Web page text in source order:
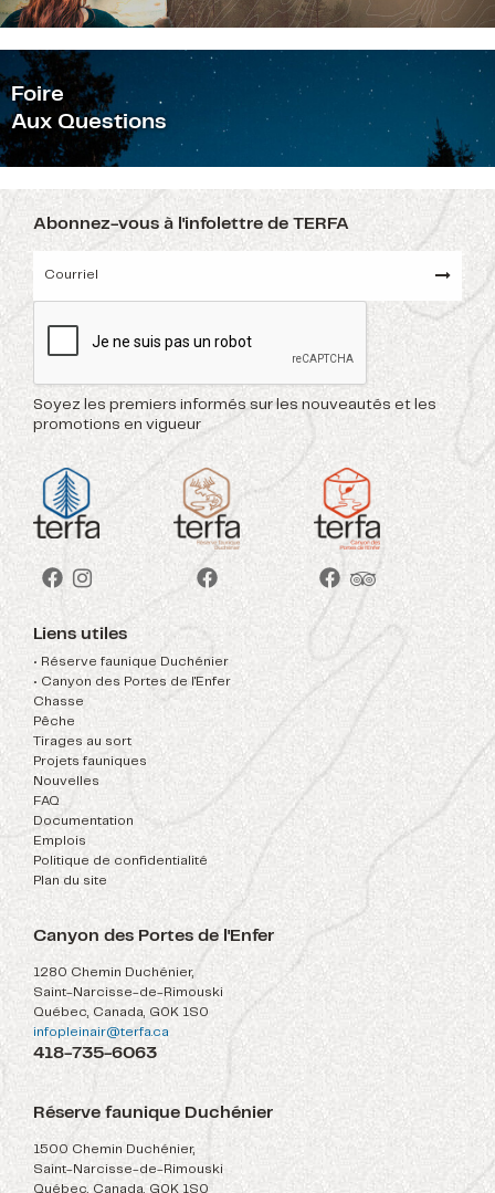
Foire
Aux Questions
Abonnez-vous à l'infolettre de TERFA
Soyez les premiers informés sur les nouveautés et les
promotions en vigueur
Liens utiles
• Réserve faunique Duchénier
Nouvelles
• Canyon des Portes de l'Enfer
FAQ
Chasse
Documentation
Pêche
Emplois
Tirages au sort
Politique de confidentialité
Projets fauniques
Plan du site
Canyon des Portes de l'Enfer
1280 Chemin Duchénier,
Saint-Narcisse-de-Rimouski
Québec, Canada, G0K 1S0
infopleinair@terfa.ca
418-735-6063
Réserve faunique Duchénier
1500 Chemin Duchénier,
Saint-Narcisse-de-Rimouski
Québec, Canada, G0K 1S0